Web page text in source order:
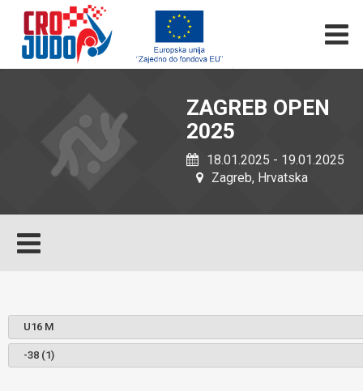
ZAGREB OPEN
2025
18.01.2025 - 19.01.2025
Zagreb, Hrvatska